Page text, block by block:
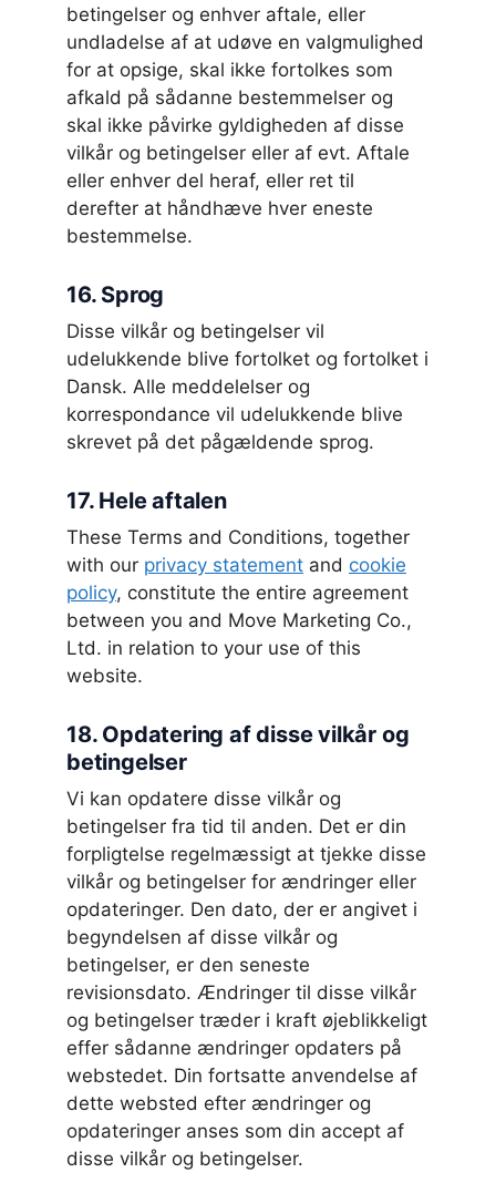
betingelser og enhver aftale, eller
undladelse af at udøve en valgmulighed
for at opsige, skal ikke fortolkes som
afkald på sådanne bestemmelser og
skal ikke påvirke gyldigheden af disse
vilkår og betingelser eller af evt. Aftale
eller enhver del heraf, eller ret til
derefter at håndhæve hver eneste
bestemmelse.
16. Sprog
Disse vilkår og betingelser vil
udelukkende blive fortolket og fortolket i
Dansk. Alle meddelelser og
korrespondance vil udelukkende blive
skrevet på det pågældende sprog.
17. Hele aftalen
These Terms and Conditions, together
with our privacy statement and cookie
policy, constitute the entire agreement
between you and Move Marketing Co.,
Ltd. in relation to your use of this
website.
18. Opdatering af disse vilkår og
betingelser
Vi kan opdatere disse vilkår og
betingelser fra tid til anden. Det er din
forpligtelse regelmæssigt at tjekke disse
vilkår og betingelser for ændringer eller
opdateringer. Den dato, der er angivet i
begyndelsen af disse vilkår og
betingelser, er den seneste
revisionsdato. Ændringer til disse vilkår
og betingelser træder i kraft øjeblikkeligt
effer sådanne ændringer opdaters på
webstedet. Din fortsatte anvendelse af
dette websted efter ændringer og
opdateringer anses som din accept af
disse vilkår og betingelser.